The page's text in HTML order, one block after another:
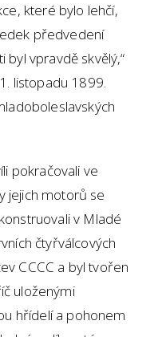
které bylo lehčí,
předvedení
vpravdě skvělý,“
listopadu 1899.
pokračovali ve
jejich motorů se
v Mladé
čtyřválcových
CCCC a byl tvořen
uloženými
hřídelí a pohonem